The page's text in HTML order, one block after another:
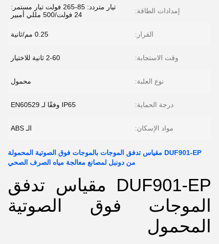
إمدادات الطاقة:
تيار متردد: 85-265 فولت تيار مستمر:
24 فولت/500 مللي أمبير
القرار: 0.25 مم/ثانية
وقت الاستجابة: 2-60 ثانية للاختيار
نوع العلبة: محمول
درجة الحماية: IP65 وفقًا لـ EN60529
مواد الإسكان: الـ ABS
DUF901-EP مقياس تدفق الموجات بالموجات فوق الصوتية المحمولة
من دونبل لمصانع معالجة مياه الصرف الصحي
DUF901-EP مقياس تدفق
الموجات فوق الصوتية
المحمول